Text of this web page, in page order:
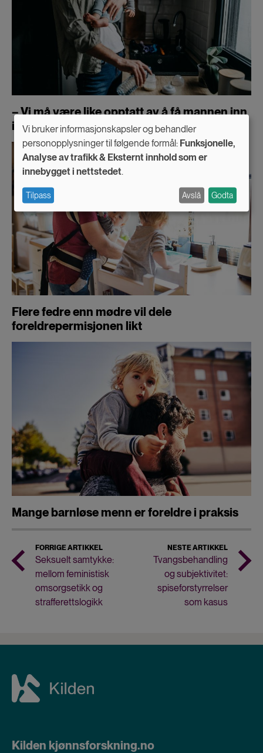
– Vi må være like opptatt av å få mannen inn
i familien, som å få kvinnen ut i jobb
Flere fedre enn mødre vil dele
foreldrepermisjonen likt
Mange barnløse menn er foreldre i praksis
FORRIGE ARTIKKEL
Seksuelt samtykke:
mellom feministisk
omsorgsetikk og
strafferettslogikk
NESTE ARTIKKEL
Tvangsbehandling
og subjektivitet:
spiseforstyrrelser
som kasus
Kilden kjønnsforskning.no
Use
of
personal
data
and
cookies
Vi bruker informasjonskapsler og behandler
personopplysninger til følgende formål: Funksjonelle,
Analyse av trafikk & Eksternt innhold som er
innebygget i nettstedet.
Tilpass Avslå Godta